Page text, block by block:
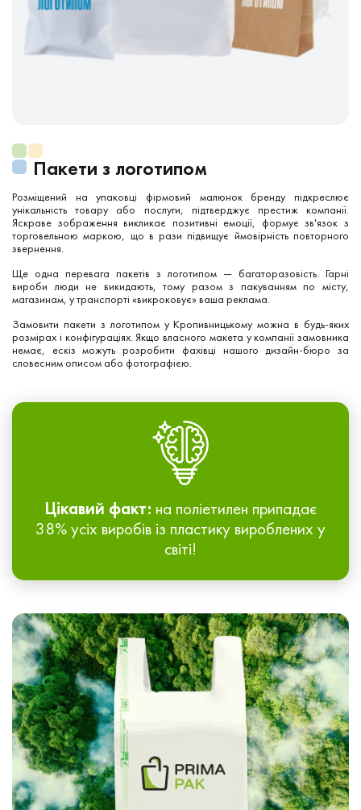
Пакети з логотипом
Розміщений на упаковці фірмовий малюнок бренду підкреслює
унікальність товару або послуги, підтверджує престиж компанії.
Яскраве зображення викликає позитивні емоції, формує зв'язок з
торговельною маркою, що в рази підвищує ймовірність повторного
звернення.
Ще одна перевага пакетів з логотипом — багаторазовість. Гарні
вироби люди не викидають, тому разом з пакуванням по місту,
магазинам, у транспорті «викроковує» ваша реклама.
Замовити пакети з логотипом у Кропивницькому можна в будь-яких
розмірах і конфігураціях. Якщо власного макета у компанії замовника
немає, ескіз можуть розробити фахівці нашого дизайн-бюро за
словесним описом або фотографією.
Цікавий факт: на поліетилен припадає
38% усіх виробів із пластику вироблених у
світі!